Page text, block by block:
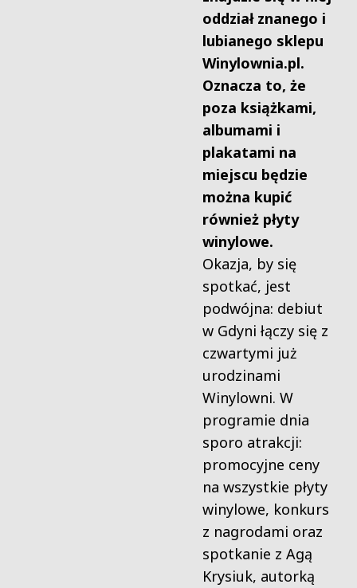
oddział znanego i
lubianego sklepu
Winylownia.pl.
Oznacza to, że
poza książkami,
albumami i
plakatami na
miejscu będzie
można kupić
również płyty
winylowe.
Okazja, by się
spotkać, jest
podwójna: debiut
w Gdyni łączy się z
czwartymi już
urodzinami
Winylowni. W
programie dnia
sporo atrakcji:
promocyjne ceny
na wszystkie płyty
winylowe, konkurs
z nagrodami oraz
spotkanie z Agą
Krysiuk, autorką